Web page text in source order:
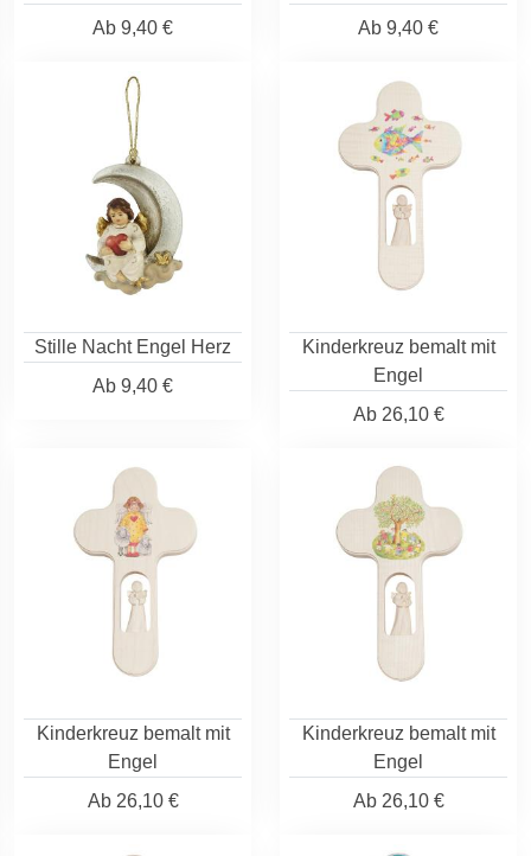
Ab 9,40 €
Ab 9,40 €
Stille Nacht Engel Herz
Ab 9,40 €
Kinderkreuz bemalt mit
Engel
Ab26,10 €
Kinderkreuz bemalt mit
Engel
Ab26,10 €
Kinderkreuz bemalt mit
Engel
Ab26,10 €